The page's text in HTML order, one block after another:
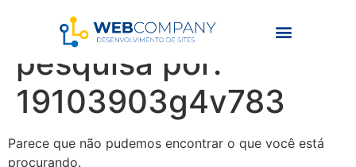
Resultados da
pesquisa por:
19103903g4v783
Parece que não pudemos encontrar o que você está
procurando.